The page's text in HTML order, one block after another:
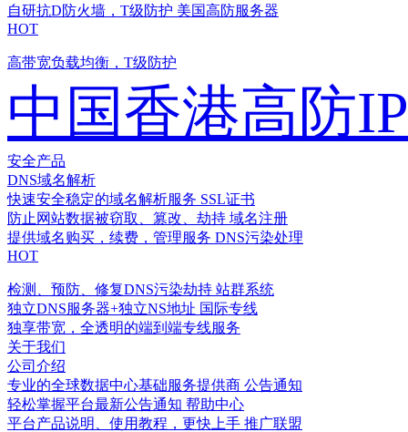
自研抗D防火墙，T级防护 美国高防服务器
HOT
高带宽负载均衡，T级防护
中国香港高防IP
安全产品
DNS域名解析
快速安全稳定的域名解析服务 SSL证书
防止网站数据被窃取、篡改、劫持 域名注册
提供域名购买，续费，管理服务 DNS污染处理
HOT
检测、预防、修复DNS污染劫持 站群系统
独立DNS服务器+独立NS地址 国际专线
独享带宽，全透明的端到端专线服务
关于我们
公司介绍
专业的全球数据中心基础服务提供商 公告通知
轻松掌握平台最新公告通知 帮助中心
平台产品说明、使用教程，更快上手 推广联盟